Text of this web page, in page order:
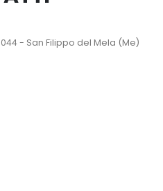
- San Filippo del Mela (Me)